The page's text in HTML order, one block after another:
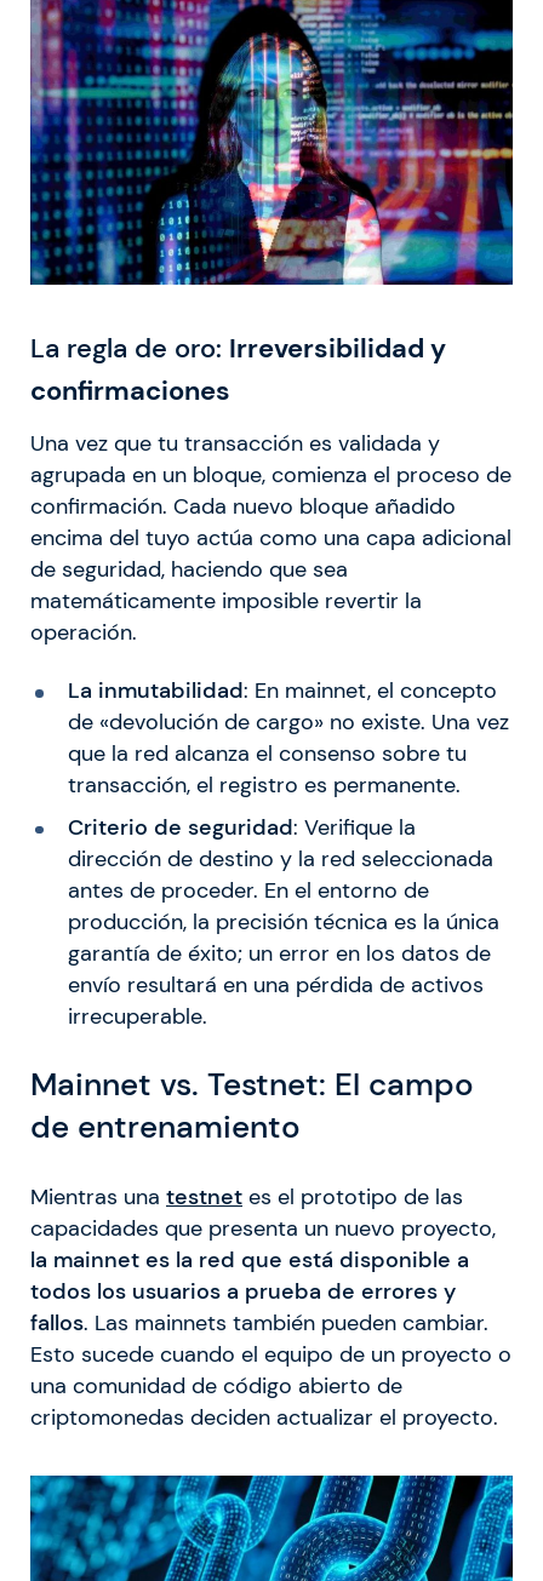
La regla de oro: Irreversibilidad y
confirmaciones
Una vez que tu transacción es validada y
agrupada en un bloque, comienza el proceso de
confirmación. Cada nuevo bloque añadido
encima del tuyo actúa como una capa adicional
de seguridad, haciendo que sea
matemáticamente imposible revertir la
operación.
La inmutabilidad: En mainnet, el concepto
de «devolución de cargo» no existe. Una vez
que la red alcanza el consenso sobre tu
transacción, el registro es permanente.
Criterio de seguridad: Verifique la
dirección de destino y la red seleccionada
antes de proceder. En el entorno de
producción, la precisión técnica es la única
garantía de éxito; un error en los datos de
envío resultará en una pérdida de activos
irrecuperable.
Mainnet vs. Testnet: El campo
de entrenamiento
Mientras una testnet es el prototipo de las
capacidades que presenta un nuevo proyecto,
la mainnet es la red que está disponible a
todos los usuarios a prueba de errores y
fallos. Las mainnets también pueden cambiar.
Esto sucede cuando el equipo de un proyecto o
una comunidad de código abierto de
criptomonedas deciden actualizar el proyecto.